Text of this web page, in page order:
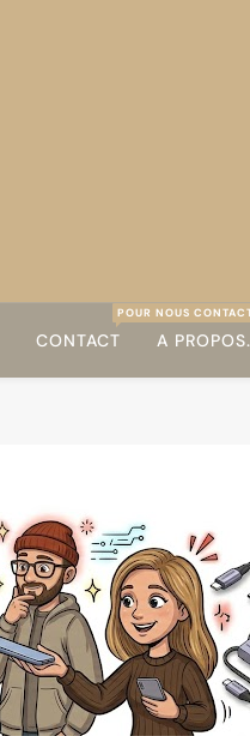
CONTACT
POUR NOUS
A